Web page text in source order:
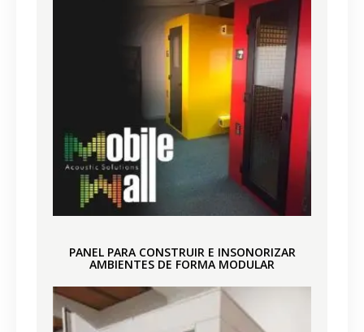
PANEL PARA CONSTRUIR E INSONORIZAR
AMBIENTES DE FORMA MODULAR